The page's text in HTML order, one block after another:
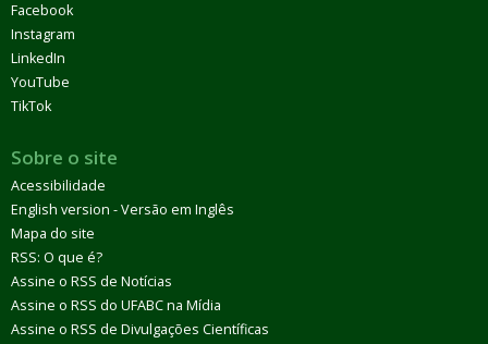
Facebook
Instagram
LinkedIn
YouTube
TikTok
Sobre o site
Acessibilidade
English version - Versão em Inglês
Mapa do site
RSS: O que é?
Assine o RSS de Notícias
Assine o RSS do UFABC na Mídia
Assine o RSS de Divulgações Científicas